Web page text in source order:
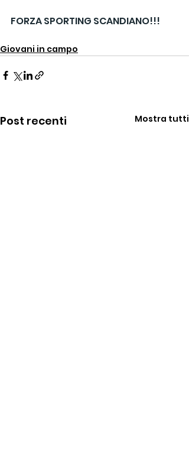
FORZA SPORTING SCANDIANO!!!
Giovani in campo
Post recenti Mostra tutti